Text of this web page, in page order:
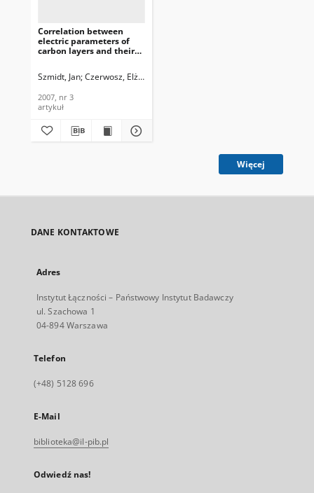
Correlation between
electric parameters of
carbon layers and their
Telecommunications and
2007, nr 3
Szmidt, Jan Czerwosz, Elżbieta
2007, nr 3
artykuł
Więcej
DANE KONTAKTOWE
Adres
Instytut Łączności – Państwowy Instytut Badawczy
ul. Szachowa 1
04-894 Warszawa
Telefon
(+48) 5128 696
E-Mail
biblioteka@il-pib.pl
Odwiedź nas!